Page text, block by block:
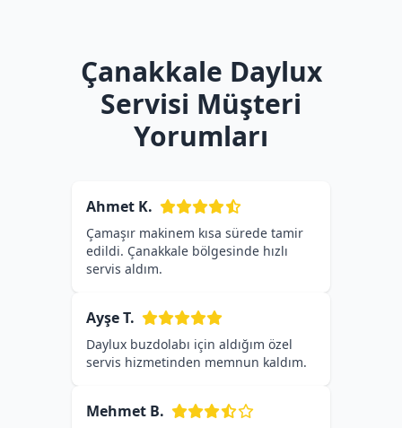
Çanakkale Daylux
Servisi Müşteri
Yorumları
Ahmet K.
Çamaşır makinem kısa sürede tamir
edildi. Çanakkale bölgesinde hızlı
servis aldım.
Ayşe T.
Daylux buzdolabı için aldığım özel
servis hizmetinden memnun kaldım.
Mehmet B.